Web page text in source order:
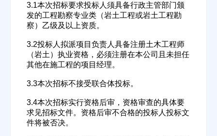
3.1本次招标要求投标人须具备行政主管部门颁
发的工程勘察专业类（岩土工程或岩土工程勘
察）乙级及以上资质。
3.2投标人拟派项目负责人具备注册土木工程师
（岩土）执业资格，必须注册在本公司且未担任
其他在施工程的项目经理。
3.3本次招标不接受联合体投标。
3.4本次招标实行资格后审，资格审查的具体要
求见招标文件。资格后审不合格的投标人投标文
件将被否决。
欢迎入驻供应商
公司名称